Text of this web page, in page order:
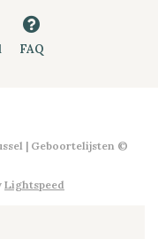
FAQ
| Geboortelijsten ©
Lightspeed